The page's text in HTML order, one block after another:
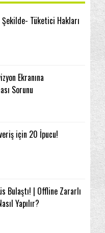
Tüketici Hakları
Ekranına
Sorunu
için 20 İpucu!
Bulaştı! | Offline Zararlı
Yapılır?